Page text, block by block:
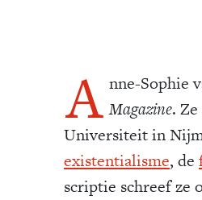
A nne-Sophie
Magazine.
Universiteit in
existentialisme, de
scriptie schreef ze